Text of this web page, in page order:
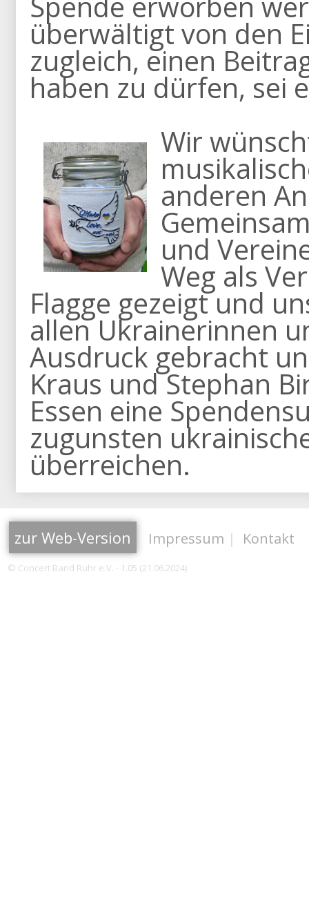
überwältigt von den
zugleich, einen
haben zu dürfen, sei
Wir
anderen
und
Weg als
Flagge gezeigt und
allen Ukrainerinnen
Ausdruck gebracht
Kraus und Stephan
Essen eine
zugunsten
überreichen.
zur Web-Version Impressum | Kontakt
© Concert Band Ruhr e.V. - 1.05 (21.06.2024)